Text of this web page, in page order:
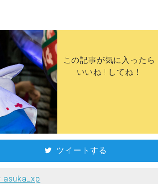
この記事が気に入ったら
いいね ! してね！
ツイートする
asuka_xp